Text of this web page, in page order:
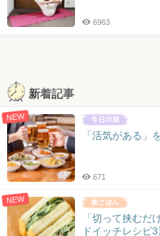
6963
ナ
ビ
ゲ
ー
シ
ョ
新着記事
NEW
「活気がある」
671
NEW
「切って挟むだ
ドイッチレシピ3